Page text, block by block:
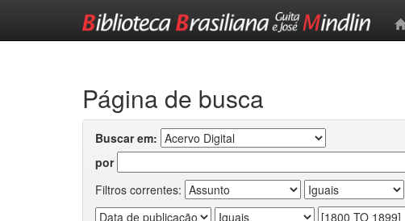
Página de busca
Buscar em:
por
Filtros correntes: